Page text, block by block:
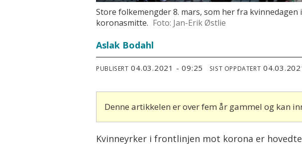
Store folkemengder 8. mars, som her fra
koronasmitte. Foto: Jan-Erik Østlie
Aslak Bodahl
PUBLISERT 04.03.2021 - 09:25 SIST OPPDATERT
Denne artikkelen er over fem år gammel og kan
Kvinneyrker i frontlinjen mot korona er